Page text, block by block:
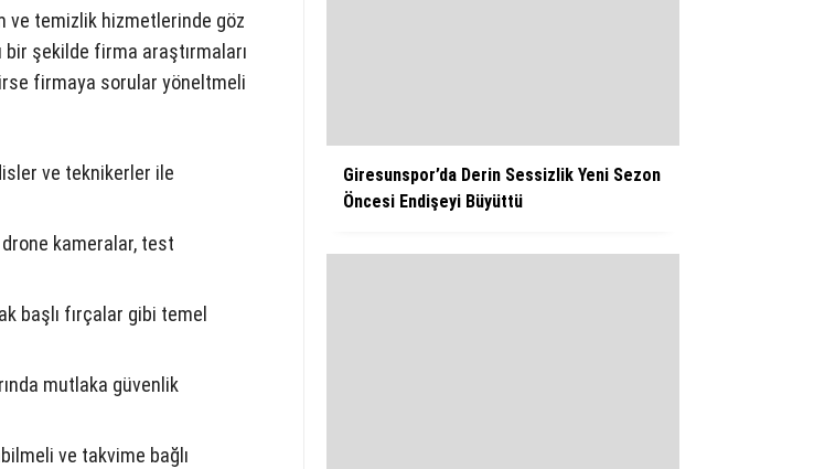
ve temizlik hizmetlerinde göz
şekilde firma araştırmaları
firmaya sorular yöneltmeli
ve teknikerler ile
kameralar, test
başlı fırçalar gibi temel
mutlaka güvenlik
ve takvime bağlı
Giresunspor’da Derin Sessizlik Yeni Sezon
Öncesi Endişeyi Büyüttü